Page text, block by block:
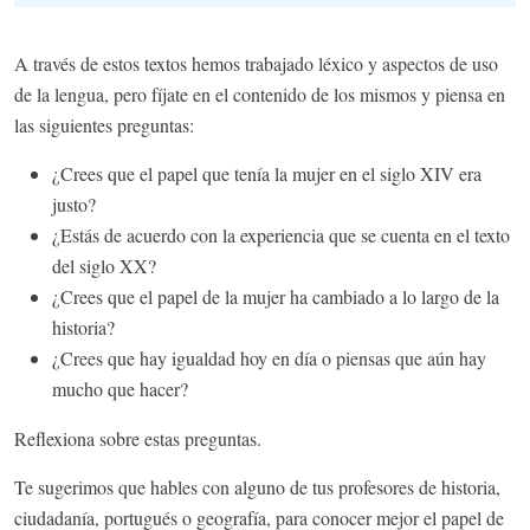
A través de estos textos hemos trabajado léxico y aspectos de uso
de la lengua, pero fíjate en el contenido de los mismos y piensa en
las siguientes preguntas:
¿Crees que el papel que tenía la mujer en el siglo XIV era
justo?
¿Estás de acuerdo con la experiencia que se cuenta en el texto
del siglo XX?
¿Crees que el papel de la mujer ha cambiado a lo largo de la
historia?
¿Crees que hay igualdad hoy en día o piensas que aún hay
mucho que hacer?
Reflexiona sobre estas preguntas.
Te sugerimos que hables con alguno de tus profesores de historia,
ciudadanía, portugués o geografía, para conocer mejor el papel de